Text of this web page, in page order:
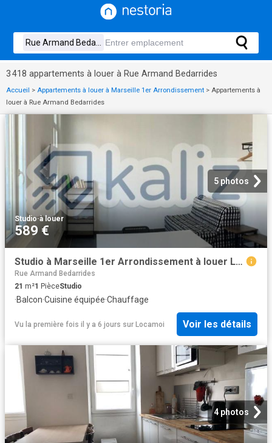
3 418 appartements à louer à Rue Armand Bedarrides
Accueil > Appartements à louer à Marseille 1er Arrondissement > Appartements à
louer à Rue Armand Bedarrides
5 photos
Studio·à louer
589 €
Studio à Marseille 1er Arrondissement à louer Locagestion, expert en gestion locative
Rue Armand Bedarrides
21 m²1 PièceStudio
·Balcon·Cuisine équipée·Chauffage
Vu la première fois il y a 6 jours sur Locamoi Voir les détails
4 photos